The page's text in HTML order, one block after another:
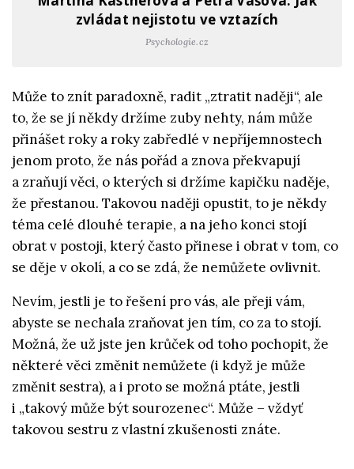
zvládat nejistotu ve vztazích
Psychologie.cz
Může to znít paradoxně, radit „ztratit naději“, ale
to, že se jí někdy držíme zuby nehty, nám může
přinášet roky a roky zabředlé v nepříjemnostech
jenom proto, že nás pořád a znova překvapují
a zraňují věci, o kterých si držíme kapičku naděje,
že přestanou. Takovou naději opustit, to je někdy
téma celé dlouhé terapie, a na jeho konci stojí
obrat v postoji, který často přinese i obrat v tom, co
se děje v okolí, a co se zdá, že nemůžete ovlivnit.
Nevím, jestli je to řešení pro vás, ale přeji vám,
abyste se nechala zraňovat jen tím, co za to stojí.
Možná, že už jste jen krůček od toho pochopit, že
některé věci změnit nemůžete (i když je může
změnit sestra), a i proto se možná ptáte, jestli
i „takový může být sourozenec“. Může – vždyť
takovou sestru z vlastní zkušenosti znáte.